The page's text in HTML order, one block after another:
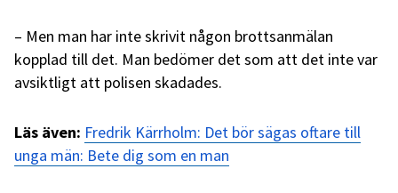
– Men man har inte skrivit någon brottsanmälan
kopplad till det. Man bedömer det som att det inte var
avsiktligt att polisen skadades.
Läs även: Fredrik Kärrholm: Det bör sägas oftare till
unga män: Bete dig som en man